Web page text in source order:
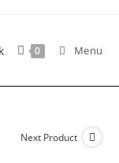
0 Menu
Next Product